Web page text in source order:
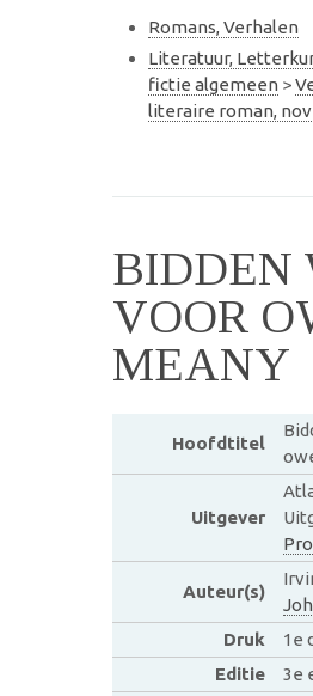
Romans, Verhalen
Literatuur,
fictie algemeen >
literaire roman,
BIDDEN
VOOR
MEANY
Hoofdtitel
Uitgever
Auteur(s)
Druk
1e
Editie
3e